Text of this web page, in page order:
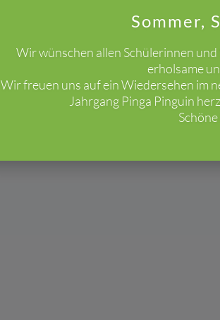
Sommer,
Wir wünschen allen Schülerinnen
erholsame
Wir freuen uns auf ein Wiedersehen im
Jahrgang Pinga Pinguin